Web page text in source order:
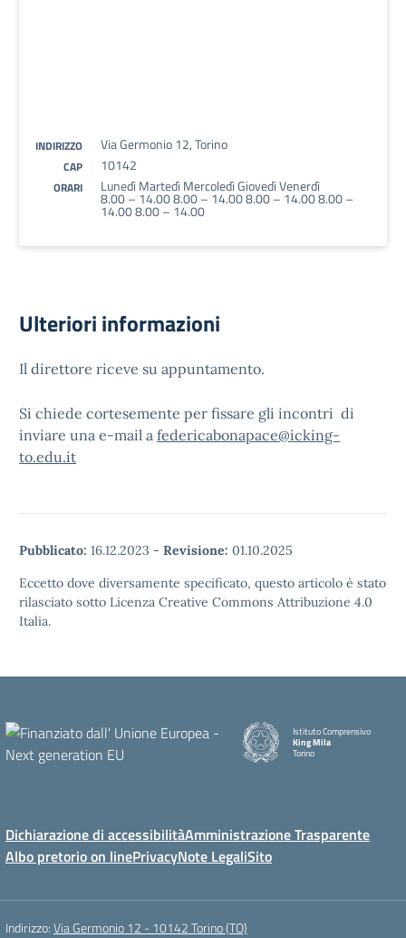
INDIRIZZO Via Germonio 12, Torino
CAP 10142
ORARI Lunedì Martedì Mercoledì Giovedì Venerdì
8.00 – 14.00 8.00 – 14.00 8.00 – 14.00 8.00 –
14.00 8.00 – 14.00
Ulteriori informazioni
Il direttore riceve su appuntamento.
Si chiede cortesemente per fissare gli incontri di
inviare una e-mail a federicabonapace@icking-
to.edu.it
Pubblicato: 16.12.2023 - Revisione: 01.10.2025
Eccetto dove diversamente specificato, questo articolo è stato
rilasciato sotto Licenza Creative Commons Attribuzione 4.0
Italia.
Istituto Comprensivo
King Mila
Torino
Dichiarazione di accessibilitàAmministrazione Trasparente
Albo pretorio on linePrivacyNote LegaliSito
Indirizzo:Via Germonio 12 - 10142 Torino (TO)